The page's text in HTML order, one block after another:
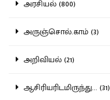
அரசியல் (800)
அருஞ்சொல்.காம் (3)
அறிவியல் (21)
ஆசிரியரிடமிருந்து... (31)